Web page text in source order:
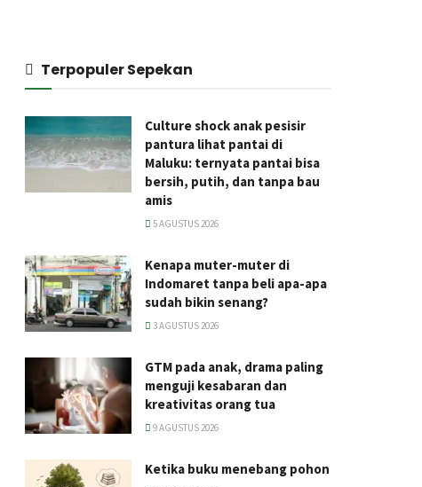
Terpopuler Sepekan
Culture shock anak pesisir
pantura lihat pantai di
Maluku: ternyata pantai bisa
bersih, putih, dan tanpa bau
amis
5 AGUSTUS 2026
Kenapa muter-muter di
Indomaret tanpa beli apa-apa
sudah bikin senang?
3 AGUSTUS 2026
GTM pada anak, drama paling
menguji kesabaran dan
kreativitas orang tua
9 AGUSTUS 2026
Ketika buku menebang pohon